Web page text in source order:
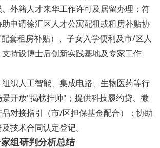
外籍人才来华工作许可及居留办理；符
申请徐汇区人才公寓配租或租房补贴协
套租房补贴）、子女入学便利及市/区人
持设博士后创新实践基地及专家工作
织人工智能、集成电路、生物医药等行
开放"揭榜挂帅"；提供科技履约贷、微
对接指引（市/区担保基金配合）；协助
技术合同认定登记。
组研判分析总结